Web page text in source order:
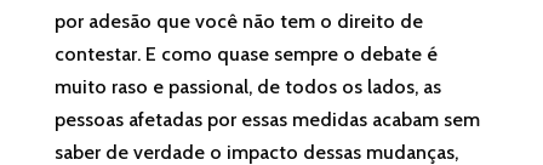
por adesão que você não tem o direito de
contestar. E como quase sempre o debate é
muito raso e passional, de todos os lados, as
pessoas afetadas por essas medidas acabam sem
saber de verdade o impacto dessas mudanças,